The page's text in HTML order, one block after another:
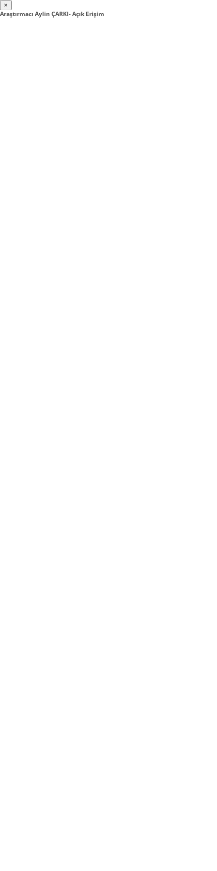
×
Araştırmacı Aylin ÇARKI- Açık Erişim